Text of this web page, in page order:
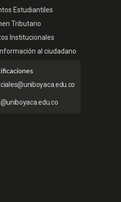
Estudiantiles
Tributario
Institucionales
al ciudadano